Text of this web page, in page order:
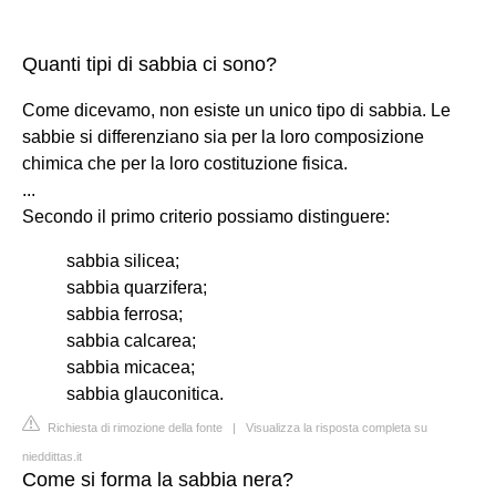
Quanti tipi di sabbia ci sono?
Come dicevamo, non esiste un unico tipo di sabbia. Le
sabbie si differenziano sia per la loro composizione
chimica che per la loro costituzione fisica.
...
Secondo il primo criterio possiamo distinguere:
sabbia silicea;
sabbia quarzifera;
sabbia ferrosa;
sabbia calcarea;
sabbia micacea;
sabbia glauconitica.
Richiesta di rimozione della fonte | Visualizza la risposta completa su
nieddittas.it
Come si forma la sabbia nera?